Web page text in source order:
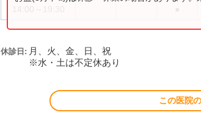
休診日: 月、火、金、日、祝
※水・土は不定休あり
この医院